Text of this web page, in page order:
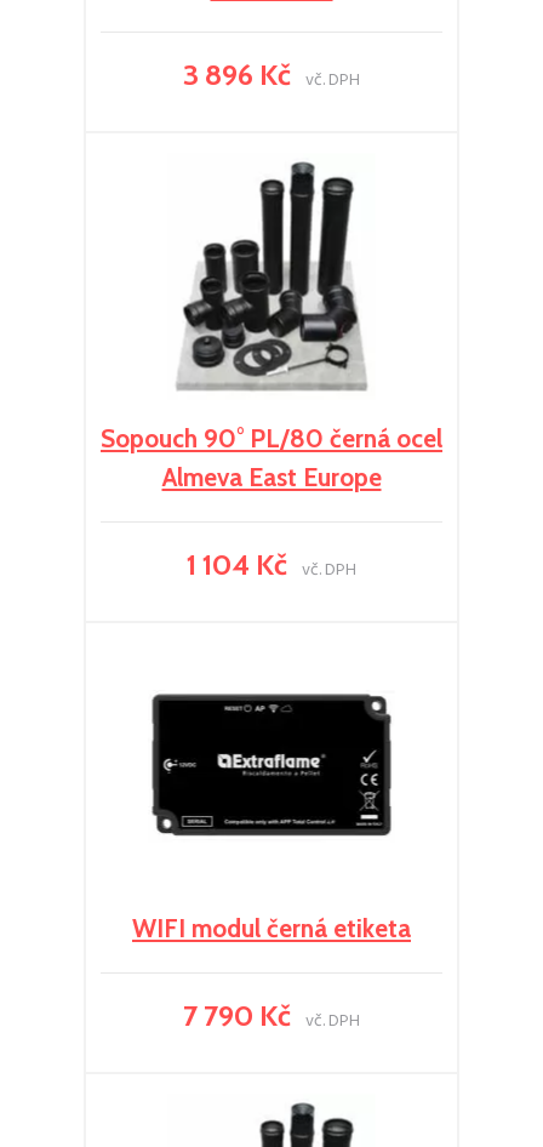
3 896 Kč vč. DPH
Sopouch 90° PL/80 černá ocel
Almeva East Europe
1 104 Kč vč. DPH
WIFI modul černá etiketa
7 790 Kč vč. DPH